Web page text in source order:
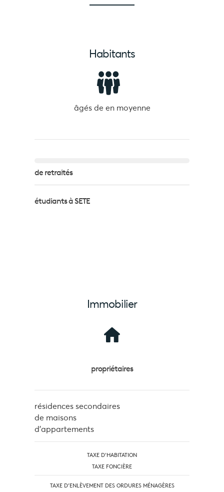
Habitants
âgés de en moyenne
de retraités
étudiants à SETE
Immobilier
propriétaires
résidences secondaires
de maisons
d'appartements
TAXE D'HABITATION
TAXE FONCIÈRE
TAXE D’ENLÈVEMENT DES ORDURES MÉNAGÈRES